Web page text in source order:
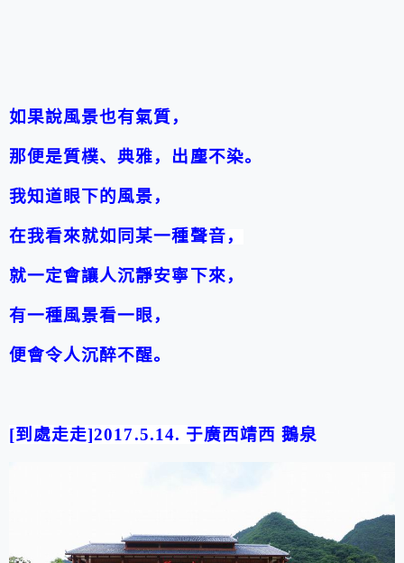
如果說風景也有氣質，
那便是質樸、典雅，出塵不染。
我知道眼下的風景，
在我看來就如同某一種聲音，
就一定會讓人沉靜安寧下來，
有一種風景看一眼，
便會令人沉醉不醒。
[到處走走]2017.5.14. 于廣西靖西 鵝泉